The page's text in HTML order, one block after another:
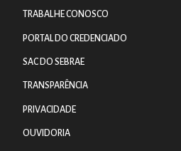
TRABALHE CONOSCO
PORTAL DO CREDENCIADO
SAC DO SEBRAE
TRANSPARÊNCIA
PRIVACIDADE
OUVIDORIA